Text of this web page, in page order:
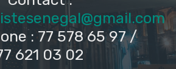
: 77 578 65 97 /
621 03 02